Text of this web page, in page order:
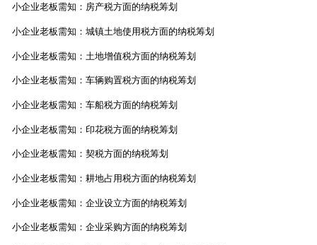
小企业老板需知：房产税方面的纳税筹划
小企业老板需知：城镇土地使用税方面的纳税筹划
小企业老板需知：土地增值税方面的纳税筹划
小企业老板需知：车辆购置税方面的纳税筹划
小企业老板需知：车船税方面的纳税筹划
小企业老板需知：印花税方面的纳税筹划
小企业老板需知：契税方面的纳税筹划
小企业老板需知：耕地占用税方面的纳税筹划
小企业老板需知：企业设立方面的纳税筹划
小企业老板需知：企业采购方面的纳税筹划